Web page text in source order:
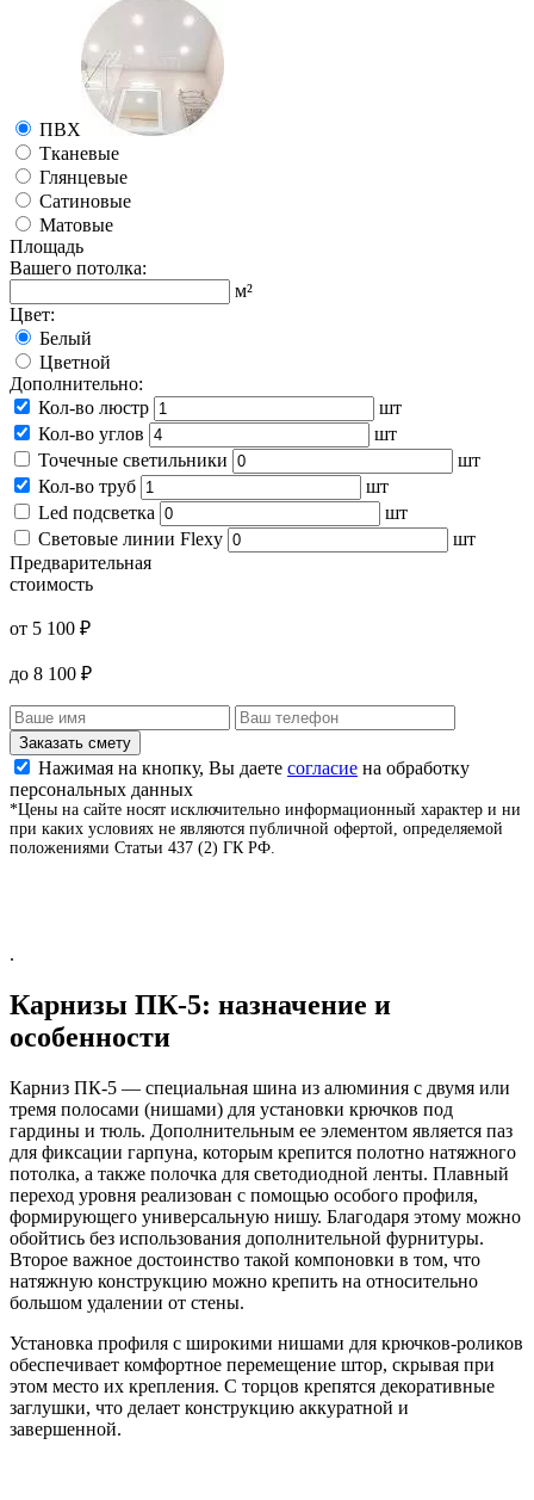
ПВХ
Тканевые
Глянцевые
Сатиновые
Матовые
Площадь
Вашего потолка:
м²
Цвет:
Белый
Цветной
Дополнительно:
Кол-во люстр
шт
Кол-во углов
шт
Точечные светильники
шт
Кол-во труб
шт
Led подсветка
шт
Световые линии Flexy
шт
Предварительная
стоимость
от 5 100 ₽
до 8 100 ₽
Заказать смету
Нажимая на кнопку, Вы даете согласие на обработку
персональных данных
*Цены на сайте носят исключительно информационный характер и ни
при каких условиях не являются публичной офертой, определяемой
положениями Статьи 437 (2) ГК РФ.
.
Карнизы ПК-5: назначение и
особенности
Карниз ПК-5 — специальная шина из алюминия с двумя или
тремя полосами (нишами) для установки крючков под
гардины и тюль. Дополнительным ее элементом является паз
для фиксации гарпуна, которым крепится полотно натяжного
потолка, а также полочка для светодиодной ленты. Плавный
переход уровня реализован с помощью особого профиля,
формирующего универсальную нишу. Благодаря этому можно
обойтись без использования дополнительной фурнитуры.
Второе важное достоинство такой компоновки в том, что
натяжную конструкцию можно крепить на относительно
большом удалении от стены.
Установка профиля с широкими нишами для крючков-роликов
обеспечивает комфортное перемещение штор, скрывая при
этом место их крепления. С торцов крепятся декоративные
заглушки, что делает конструкцию аккуратной и
завершенной.